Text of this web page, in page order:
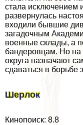
стала исключением
развернулась
входили бывшие
загадочным
военные склады, а
бандеровцам. Но
округа назначают
сдаваться в борьбе
Шерлок
Кинопоиск: 8.8